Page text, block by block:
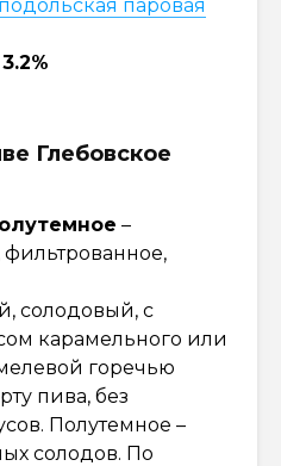
паровая
3.2%
Глебовское
–
фильтрованное,
солодовый, с
карамельного или
горечью
пива, без
Полутемное –
солодов. По